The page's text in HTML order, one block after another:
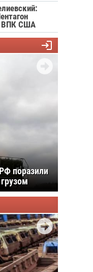
ВПК США
поразили